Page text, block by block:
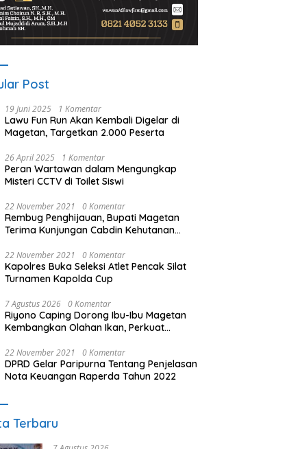
Post
19 Juni 2025 1 Komentar
Lawu Fun Run Akan Kembali Digelar di
Magetan, Targetkan 2.000 Peserta
26 April 2025 1 Komentar
Peran Wartawan dalam Mengungkap
Misteri CCTV di Toilet Siswi
22 November 2021 0 Komentar
Rembug Penghijauan, Bupati Magetan
Terima Kunjungan Cabdin Kehutanan
22 November 2021 0 Komentar
Kapolres Buka Seleksi Atlet Pencak Silat
Turnamen Kapolda Cup
7 Agustus 2026 0 Komentar
Riyono Caping Dorong Ibu-Ibu Magetan
Kembangkan Olahan Ikan, Perkuat
22 November 2021 0 Komentar
DPRD Gelar Paripurna Tentang Penjelasan
Nota Keuangan Raperda Tahun 2022
Terbaru